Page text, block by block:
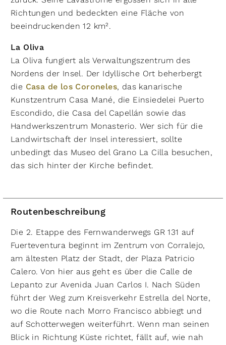
Richtungen und bedeckten eine Fläche von
beeindruckenden 12 km².
La Oliva
La Oliva fungiert als Verwaltungszentrum des
Nordens der Insel. Der Idyllische Ort beherbergt
die Casa de los Coroneles, das kanarische
Kunstzentrum Casa Mané, die Einsiedelei Puerto
Escondido, die Casa del Capellán sowie das
Handwerkszentrum Monasterio. Wer sich für die
Landwirtschaft der Insel interessiert, sollte
unbedingt das Museo del Grano La Cilla besuchen,
das sich hinter der Kirche befindet.
Routenbeschreibung
Die 2. Etappe des Fernwanderwegs GR 131 auf
Fuerteventura beginnt im Zentrum von Corralejo,
am ältesten Platz der Stadt, der Plaza Patricio
Calero. Von hier aus geht es über die Calle de
Lepanto zur Avenida Juan Carlos I. Nach Süden
führt der Weg zum Kreisverkehr Estrella del Norte,
wo die Route nach Morro Francisco abbiegt und
auf Schotterwegen weiterführt. Wenn man seinen
Blick in Richtung Küste richtet, fällt auf, wie nah